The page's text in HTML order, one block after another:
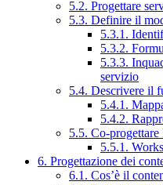
5.2. Progettare
5.3. Definire il
5.3.1.
5.3.2.
5.3.3.
servizio
5.4. Descrivere il
5.4.1.
5.4.2.
5.5. Co-
5.5.1.
6. Progettazione dei
6.1. Cos’è il